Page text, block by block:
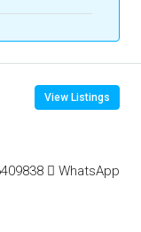
View Listings
WhatsApp